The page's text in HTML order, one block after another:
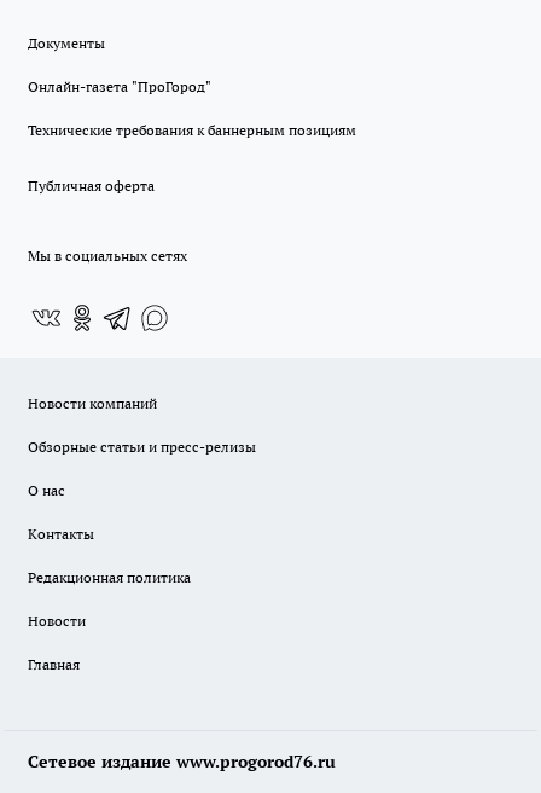
Документы
Онлайн-газета "ПроГород"
Технические требования к баннерным позициям
Публичная оферта
Мы в социальных сетях
Новости компаний
Обзорные статьи и пресс-релизы
О нас
Контакты
Редакционная политика
Новости
Главная
Сетевое издание www.progorod76.ru